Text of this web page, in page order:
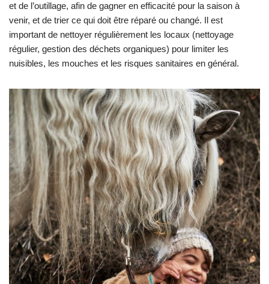
et de l’outillage, afin de gagner en efficacité pour la saison à
venir, et de trier ce qui doit être réparé ou changé. Il est
important de nettoyer régulièrement les locaux (nettoyage
régulier, gestion des déchets organiques) pour limiter les
nuisibles, les mouches et les risques sanitaires en général.